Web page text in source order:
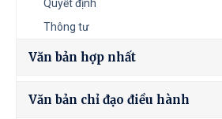
Quyết định
Thông tư
Văn bản hợp nhất
Văn bản chỉ đạo điều hành